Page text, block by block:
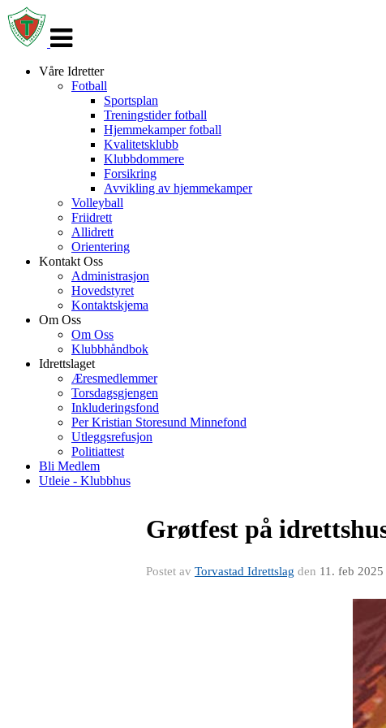
navigasjon
Våre Idretter
Fotball
Sportsplan
Treningstider fotball
Hjemmekamper fotball
Kvalitetsklubb
Klubbdommere
Forsikring
Avvikling av hjemmekamper
Volleyball
Friidrett
Allidrett
Orientering
Kontakt Oss
Administrasjon
Hovedstyret
Kontaktskjema
Om Oss
Om Oss
Klubbhåndbok
Idrettslaget
Æresmedlemmer
Torsdagsgjengen
Inkluderingsfond
Per Kristian Storesund Minnefond
Utleggsrefusjon
Politiattest
Bli Medlem
Utleie - Klubbhus
Grøtfest på
Postet av Torvastad Idrettslag den 11. feb 2025